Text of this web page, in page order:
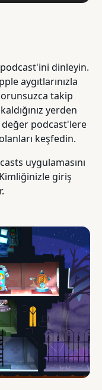
dinleyin.
aygıtlarınızla
takip
yerden
değer podcast'lere
keşfedin.
uygulamasını
giriş